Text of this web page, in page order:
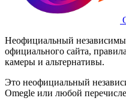
Неофициальный
официального сайта,
камеры и альтернативы.
Это неофициальный
Omegle или любой